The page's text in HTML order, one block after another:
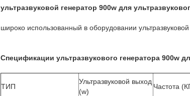
ультразвуковой генератор 900w для
широко использованный в оборудовании ультразвуковой
Спецификации ультразвукового генератора 900w
ТИП
Ультразвуковой выход
(w)
Частота